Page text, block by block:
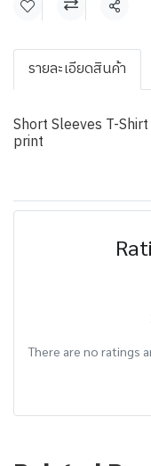
Share
รายละเอียดสินค้า
Short Sleeves T-
print
There are no ratings